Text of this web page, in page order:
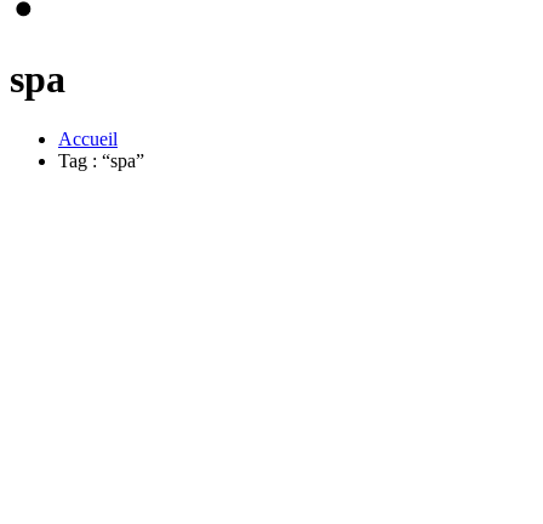
spa
Accueil
Tag : “spa”